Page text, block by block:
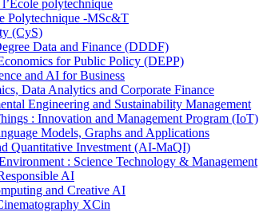
polytechnique
Polytechnique -MSc&T
(CyS)
Data and Finance (DDDF)
for Public Policy (DEPP)
and AI for Business
Data Analytics and Corporate Finance
Engineering and Sustainability Management
: Innovation and Management Program (IoT)
Models, Graphs and Applications
Quantitative Investment (AI-MaQI)
: Science Technology & Management
AI
and Creative AI
XCin